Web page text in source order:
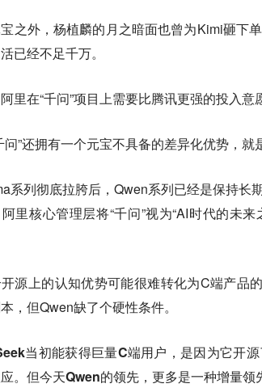
之外，杨植麟的月之暗面也曾为Kimi砸下
已经不足千万。
里在“千问”项目上需要比腾讯更强的投入意
问”还拥有一个元宝不具备的差异化优势，
系列彻底拉胯后，Qwen系列已经是保持长
里核心管理层将“千问”视为“AI时代的未
源上的认知优势可能很难转化为C端产品
，但Qwen缺了个硬性条件。
当初能获得巨量C端用户，是因为它开
。但今天Qwen的领先，更多是一种增量领